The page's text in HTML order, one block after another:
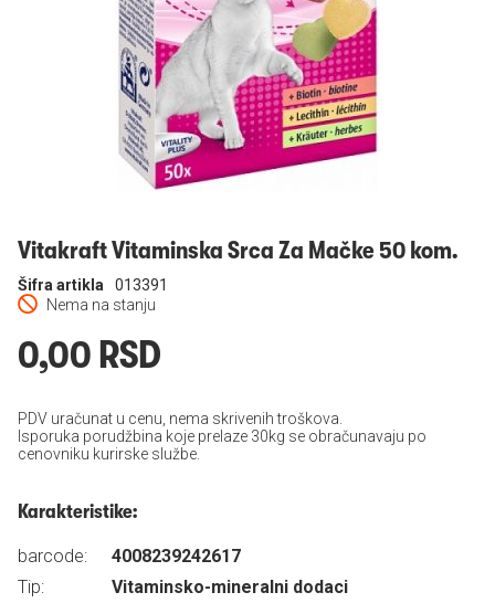
Vitakraft Vitaminska Srca Za Mačke 50 kom.
Nema na stanju
Šifra artikla 013391
0,00 RSD
PDV uračunat u cenu, nema skrivenih troškova.
Isporuka porudžbina koje prelaze 30kg se obračunavaju po
cenovniku kurirske službe.
Karakteristike:
barcode:
4008239242617
Tip:
Vitaminsko-mineralni dodaci